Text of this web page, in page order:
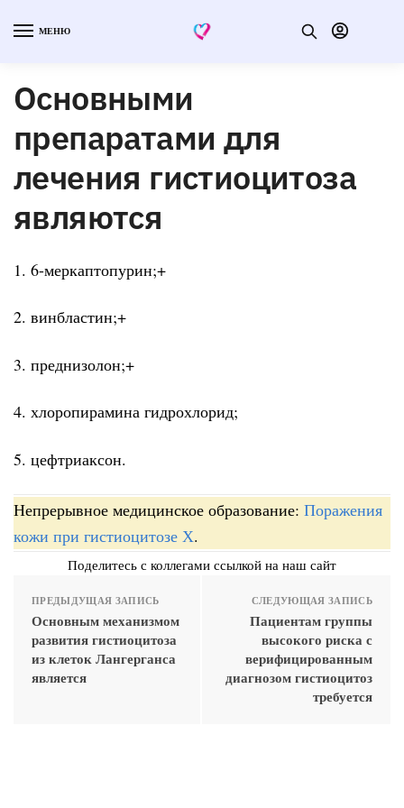
МЕНЮ
Основными
препаратами для
лечения гистиоцитоза
являются
1. 6-меркаптопурин;+
2. винбластин;+
3. преднизолон;+
4. хлоропирамина гидрохлорид;
5. цефтриаксон.
Непрерывное медицинское образование: Поражения
кожи при гистиоцитозе Х.
Поделитесь с коллегами ссылкой на наш сайт
ПРЕДЫДУЩАЯ ЗАПИСЬ
Основным механизмом
развития гистиоцитоза
из клеток Лангерганса
является
СЛЕДУЮЩАЯ ЗАПИСЬ
Пациентам группы
высокого риска с
верифицированным
диагнозом гистиоцитоз
требуется